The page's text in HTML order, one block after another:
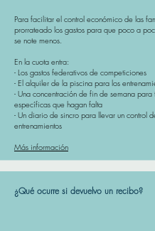
Para facilitar el control económico de las
prorrateado los gastos para que poco a
se note menos.
En la cuota entra:
- Los gastos federativos de competiciones
- El alquiler de la piscina para los
- Una concentración de fin de semana para
específicas que hagan falta
- Un diario de sincro para llevar un control
entrenamientos
Más información
¿Qué ocurre si devuelvo un recibo?